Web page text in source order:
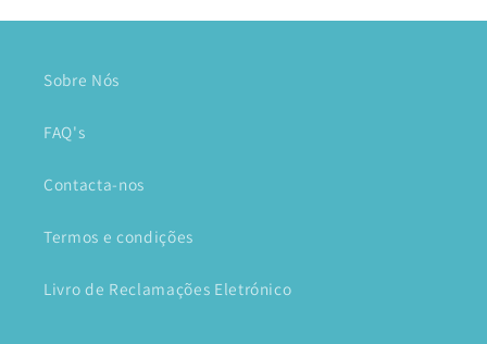
Sobre Nós
FAQ's
Contacta-nos
Termos e condições
Livro de Reclamações Eletrónico